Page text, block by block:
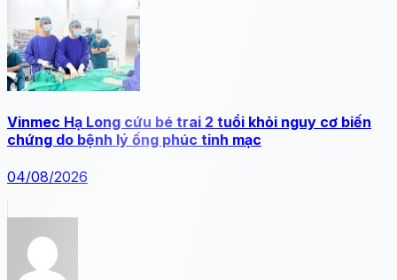
Vinmec Hạ Long cứu bé trai 2 tuổi khỏi nguy cơ biến
chứng do bệnh lý ống phúc tinh mạc
04/08/2026